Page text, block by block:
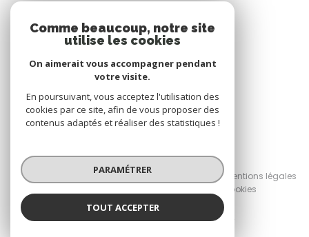
© 2026 | Tous droits réservés
Nos honoraires
Nos partenaires
Mentions légales
Cookies
Comme beaucoup, notre site
utilise les cookies
On aimerait vous accompagner pendant
votre visite.
En poursuivant, vous acceptez l'utilisation des
cookies par ce site, afin de vous proposer des
contenus adaptés et réaliser des statistiques !
PARAMÉTRER
TOUT ACCEPTER